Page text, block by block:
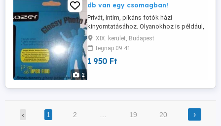
2
db van egy csomagban!
Privát, intim, pikáns fotók házi
kinyomtatásához. Olyanokhoz is például,
melyeket nem lehet sehol előhívatni. 20 db
csomag. Original csomagolás. Van több
csomag is - igény esetén. Kispesten
személyesen átvehető bármelyik napon
XIX. kerület, Budapest
tegnap 09:41
1 950 Ft
‹ 1 2 19 20 ›